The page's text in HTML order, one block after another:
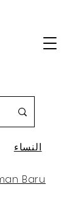
النساء
Baru